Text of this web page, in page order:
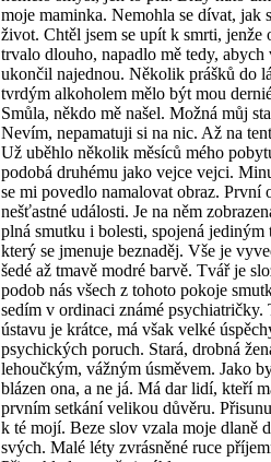
moje maminka. Nemohla se dívat, jak
život. Chtěl jsem se upít k smrti, jenže
trvalo dlouho, napadlo mě tedy, abych
ukončil najednou. Několik prášků do
tvrdým alkoholem mělo být mou
Smůla, někdo mě našel. Možná můj
Nevím, nepamatuji si na nic. Až na
Už uběhlo několik měsíců mého
podobá druhému jako vejce vejci.
se mi povedlo namalovat obraz. První
nešťastné události. Je na něm
plná smutku i bolesti, spojená jediným
který se jmenuje beznaděj. Vše je
šedé až tmavě modré barvě. Tvář je
podob nás všech z tohoto pokoje
sedím v ordinaci známé psychiatričky.
ústavu je krátce, má však velké
psychických poruch. Stará, drobná
lehoučkým, vážným úsměvem. Jako
blázen ona, a ne já. Má dar lidí, kteří
prvním setkání velikou důvěru.
k té mojí. Beze slov vzala moje dlaně
svých. Malé léty zvrásněné ruce